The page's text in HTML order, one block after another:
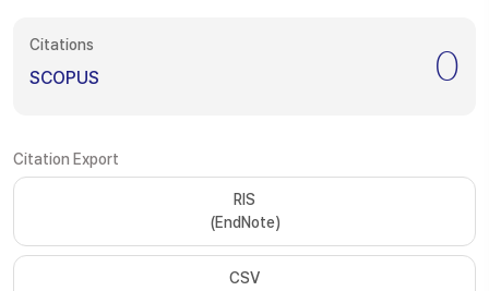
Citations
SCOPUS 0
Citation Export
RIS
(EndNote)
CSV